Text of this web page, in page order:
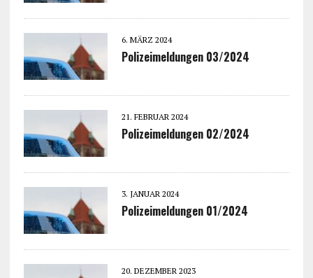
6. MÄRZ 2024
Polizeimeldungen 03/2024
21. FEBRUAR 2024
Polizeimeldungen 02/2024
3. JANUAR 2024
Polizeimeldungen 01/2024
20. DEZEMBER 2023